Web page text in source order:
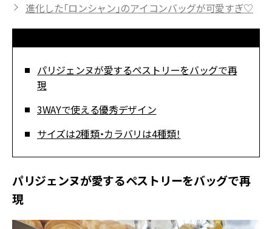
進化した「ロンシャン」のアイコンバッグが可愛すぎ♡
パリジェンヌが愛するペストリーをバッグで再
現
3WAYで使える優秀デザイン
サイズは2種類・カラバリは4種類！
パリジェンヌが愛するペストリーをバッグで再
現